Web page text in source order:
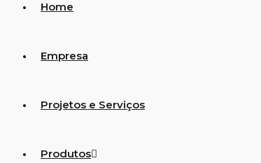
Home
Empresa
Projetos e Serviços
Produtos